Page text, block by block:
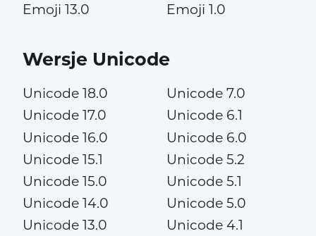
Emoji 13.0
Emoji 1.0
Wersje Unicode
Unicode 18.0
Unicode 17.0
Unicode 16.0
Unicode 15.1
Unicode 15.0
Unicode 14.0
Unicode 13.0
Unicode 7.0
Unicode 6.1
Unicode 6.0
Unicode 5.2
Unicode 5.1
Unicode 5.0
Unicode 4.1